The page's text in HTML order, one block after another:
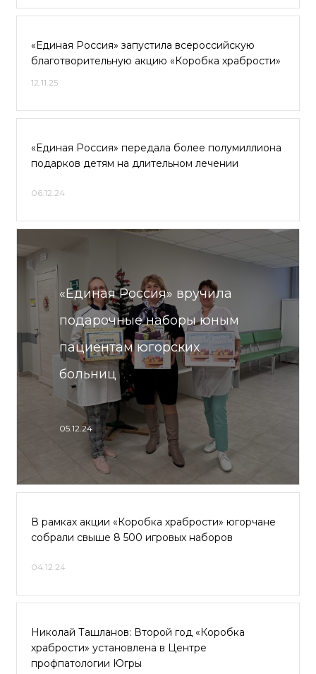
«Единая Россия» запустила всероссийскую
благотворительную акцию «Коробка храбрости»
12.11.25
«Единая Россия» передала более полумиллиона
подарков детям на длительном лечении
06.12.24
«Единая Россия» вручила
подарочные наборы юным
пациентам югорских
больниц
05.12.24
В рамках акции «Коробка храбрости» югорчане
собрали свыше 8 500 игровых наборов
04.12.24
Николай Ташланов: Второй год «Коробка
храбрости» установлена в Центре
профпатологии Югры